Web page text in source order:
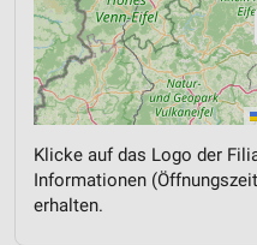
Klicke auf das Logo der
Informationen
erhalten.